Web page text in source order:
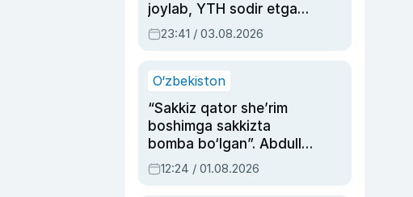
joylab, YTH sodir etgan
ayolga sud hukmi o‘qildi
23:41 / 03.08.2026
O‘zbekiston
“Sakkiz qator she’rim
boshimga sakkizta
bomba bo‘lgan”. Abdulla
Oripovni siyosiy
ayblovlardan asrab
12:24 / 01.08.2026